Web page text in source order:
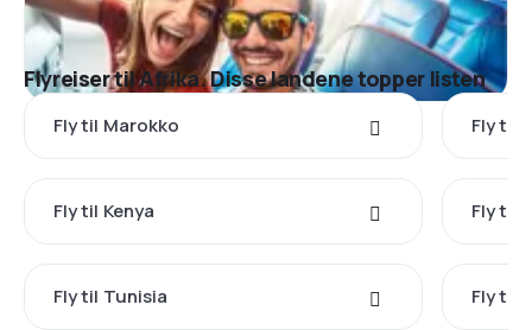
Flyreiser til Afrika. Disse landene topper listen
Fly til Marokko Fly til
Fly til Kenya Fly til
Fly til Tunisia Fly til